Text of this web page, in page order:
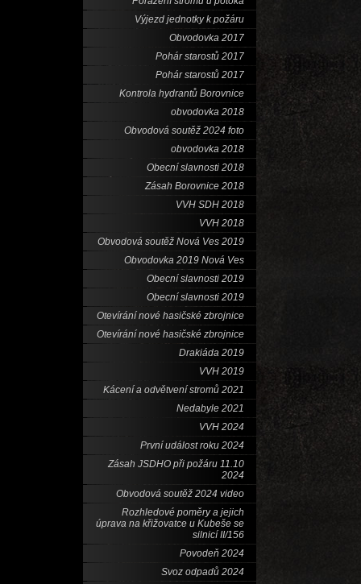
Výjezd jednotky k požáru
Obvodovka 2017
Pohár starostů 2017
Pohár starostů 2017
Kontrola hydrantů Borovnice
obvodovka 2018
Obvodová soutěž 2024 foto
obvodovka 2018
Obecní slavnosti 2018
Zásah Borovnice 2018
VVH SDH 2018
VVH 2018
Obvodová soutěž Nová Ves 2019
Obvodovka 2019 Nová Ves
Obecní slavnosti 2019
Obecní slavnosti 2019
Otevírání nové hasičské zbrojnice
Otevírání nové hasičské zbrojnice
Drakiáda 2019
VVH 2019
Kácení a odvětvení stromů 2021
Nedabyle 2021
VVH 2024
První událost roku 2024
Zásah JSDHO při požáru 11.10
2024
Obvodová soutěž 2024 video
Rozhledové poměry a jejich
úprava na křižovatce u Kubeše se
silnicí II/156
Povodeň 2024
Svoz odpadů 2024